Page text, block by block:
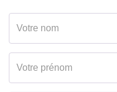
Forme Toiture
Neuf - Ancien
Etat général